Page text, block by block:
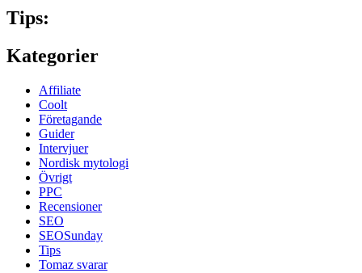
Tips:
Kategorier
Affiliate
Coolt
Företagande
Guider
Intervjuer
Nordisk mytologi
Övrigt
PPC
Recensioner
SEO
SEOSunday
Tips
Tomaz svarar